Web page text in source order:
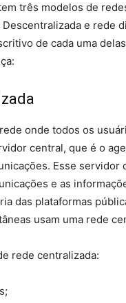
três modelos de
e rede
de cada uma
onde todos os
central, que é o
Esse servidor
e as
das plataformas
usam uma rede
rede centralizada: